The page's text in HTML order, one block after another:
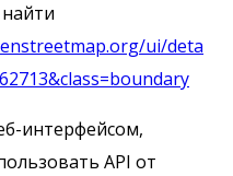
ui/deta
интерфейсом,
API от